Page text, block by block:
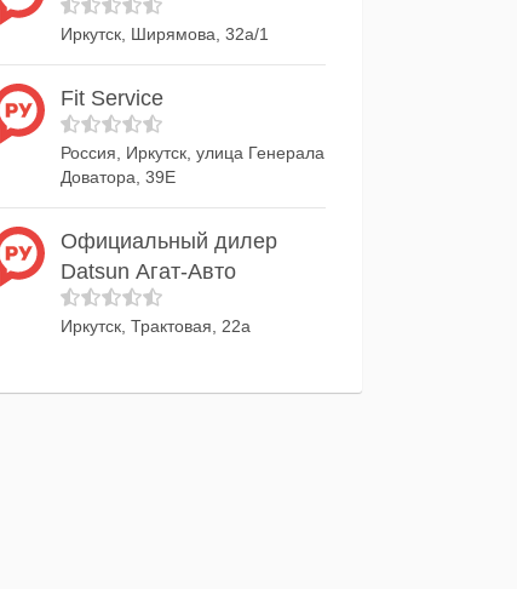
Иркутск, Ширямова, 32а/1
Fit Service
Россия, Иркутск, улица Генерала
Доватора, 39Е
Официальный дилер
Datsun Агат-Авто
Иркутск, Трактовая, 22а